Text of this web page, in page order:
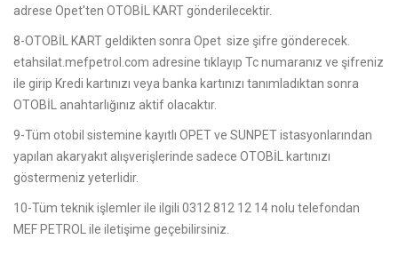
adrese Opet'ten OTOBİL KART gönderilecektir.
8-OTOBİL KART geldikten sonra Opet size şifre gönderecek.
etahsilat.mefpetrol.com adresine tıklayıp Tc numaranız ve şifreniz
ile girip Kredi kartınızı veya banka kartınızı tanımladıktan sonra
OTOBİL anahtarlığınız aktif olacaktır.
9-Tüm otobil sistemine kayıtlı OPET ve SUNPET istasyonlarından
yapılan akaryakıt alışverişlerinde sadece OTOBİL kartınızı
göstermeniz yeterlidir.
10-Tüm teknik işlemler ile ilgili 0312 812 12 14 nolu telefondan
MEF PETROL ile iletişime geçebilirsiniz.